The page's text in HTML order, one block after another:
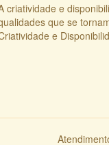
criatividade e
que se
e